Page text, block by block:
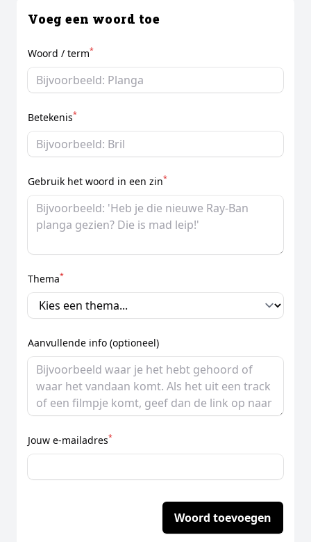
Voeg een woord toe
Woord / term*
Betekenis*
Gebruik het woord in een zin*
Thema*
Aanvullende info (optioneel)
Jouw e-mailadres*
Woord toevoegen